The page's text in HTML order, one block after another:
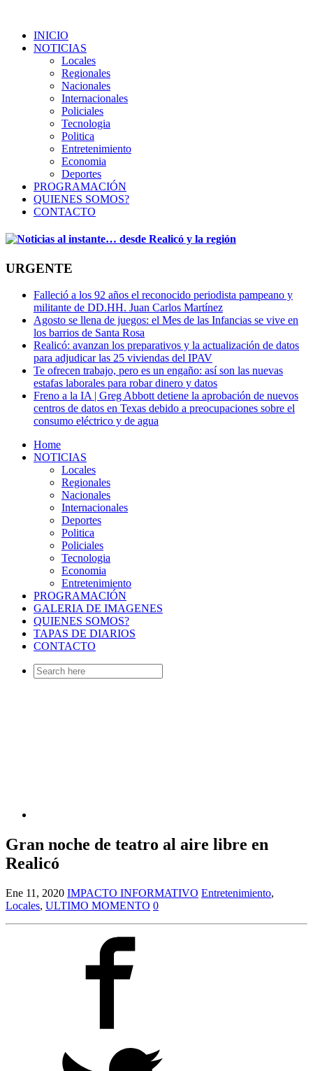
INICIO
NOTICIAS
Locales
Regionales
Nacionales
Internacionales
Policiales
Tecnologia
Politica
Entretenimiento
Economia
Deportes
PROGRAMACIÓN
QUIENES SOMOS?
CONTACTO
URGENTE
Falleció a los 92 años el reconocido periodista pampeano y
militante de DD.HH. Juan Carlos Martínez
Agosto se llena de juegos: el Mes de las Infancias se vive en
los barrios de Santa Rosa
Realicó: avanzan los preparativos y la actualización de datos
para adjudicar las 25 viviendas del IPAV
Te ofrecen trabajo, pero es un engaño: así son las nuevas
estafas laborales para robar dinero y datos
Freno a la IA | Greg Abbott detiene la aprobación de nuevos
centros de datos en Texas debido a preocupaciones sobre el
consumo eléctrico y de agua
Home
NOTICIAS
Locales
Regionales
Nacionales
Internacionales
Deportes
Politica
Policiales
Tecnologia
Economia
Entretenimiento
PROGRAMACIÓN
GALERIA DE IMAGENES
QUIENES SOMOS?
TAPAS DE DIARIOS
CONTACTO
Search
for:
Gran noche de teatro al aire libre en
Realicó
Ene 11, 2020 IMPACTO INFORMATIVO Entretenimiento,
Locales, ULTIMO MOMENTO 0